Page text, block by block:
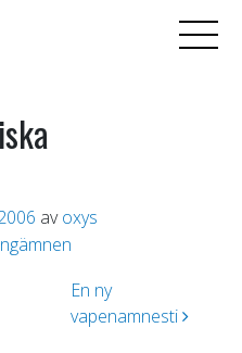
av oxys
En ny
vapenamnesti